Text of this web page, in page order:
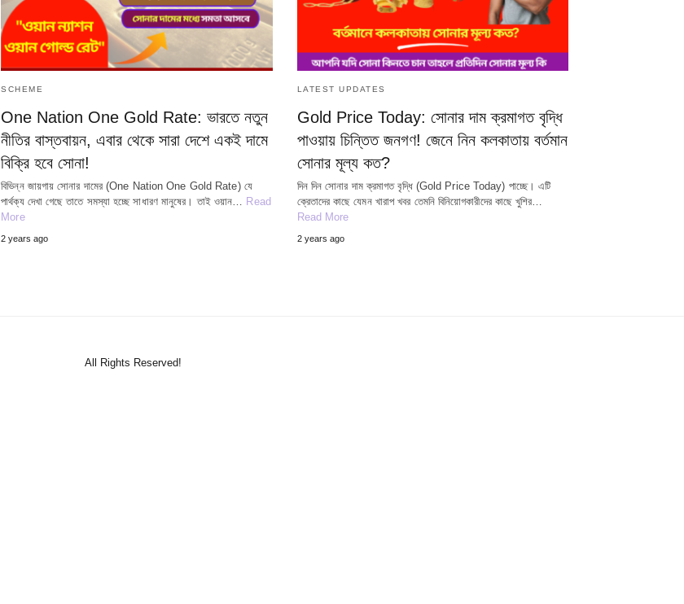
SCHEME
One Nation One Gold Rate: ভারতে নতুন
নীতির বাস্তবায়ন, এবার থেকে সারা দেশে একই দামে
বিক্রি হবে সোনা!
বিভিন্ন জায়গায় সোনার দামের (One Nation One Gold Rate) যে
পার্থক্য দেখা গেছে তাতে সমস্যা হচ্ছে সাধারণ মানুষের। তাই ওয়ান… Read
More
2 years ago
LATEST UPDATES
Gold Price Today: সোনার দাম ক্রমাগত বৃদ্ধি
পাওয়ায় চিন্তিত জনগণ! জেনে নিন কলকাতায় বর্তমান
সোনার মূল্য কত?
দিন দিন সোনার দাম ক্রমাগত বৃদ্ধি (Gold Price Today) পাচ্ছে। এটি
ক্রেতাদের কাছে যেমন খারাপ খবর তেমনি বিনিয়োগকারীদের কাছে খুশির…
Read More
2 years ago
All Rights Reserved!